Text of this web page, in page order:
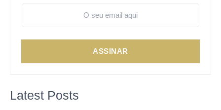
ASSINAR
Latest Posts